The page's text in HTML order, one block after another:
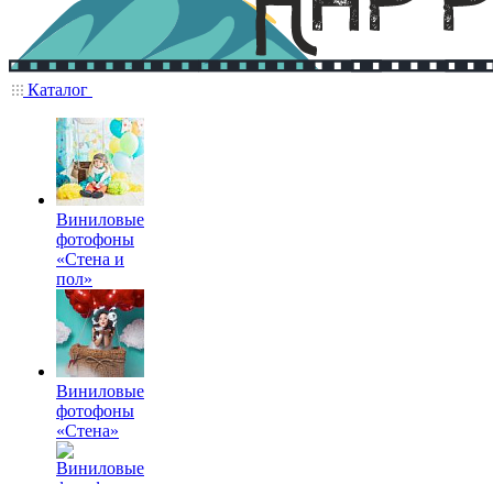
Каталог
Виниловые
фотофоны
«Стена и
пол»
Виниловые
фотофоны
«Стена»